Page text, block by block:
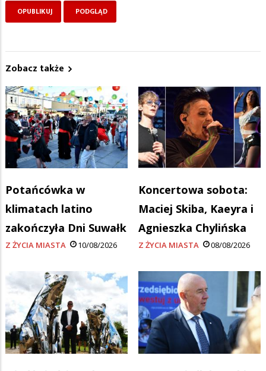
Zobacz także
Potańcówka w
klimatach latino
zakończyła Dni Suwałk
Z ŻYCIA MIASTA 10/08/2026
Koncertowa sobota:
Maciej Skiba, Kaeyra i
Agnieszka Chylińska
Z ŻYCIA MIASTA 08/08/2026